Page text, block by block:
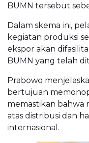
BUMN tersebut
Dalam skema ini,
kegiatan produksi
ekspor akan
BUMN yang telah
Prabowo
bertujuan
memastikan bahwa
atas distribusi dan
internasional.